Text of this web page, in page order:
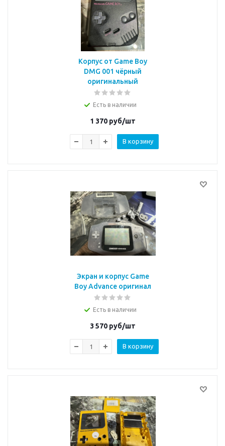
Корпус от Game Boy
DMG 001 чёрный
оригинальный
Есть в наличии
1 370 руб/шт
В корзину
Экран и корпус Game
Boy Advance оригинал
Есть в наличии
3 570 руб/шт
В корзину